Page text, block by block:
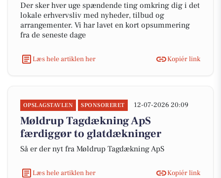
Der sker hver uge spændende ting omkring dig i det
lokale erhvervsliv med nyheder, tilbud og
arrangementer. Vi har lavet en kort opsummering
fra de seneste dage
Læs hele artiklen her Kopiér link
OPSLAGSTAVLEN SPONSORERET 12-07-2026 20:09
Møldrup Tagdækning ApS
færdiggør to glatdækninger
Så er der nyt fra Møldrup Tagdækning ApS
Læs hele artiklen her Kopiér link